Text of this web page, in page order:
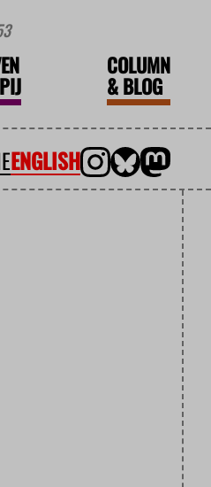
COLUMN
&BLOG
ENGLISH